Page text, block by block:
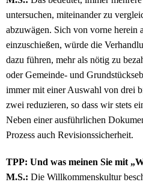
untersuchen, miteinander zu
abzuwägen. Sich von vorne herein
einzuschießen, würde die
dazu führen, mehr als nötig zu
oder Gemeinde- und
immer mit einer Auswahl von drei
zwei reduzieren, so dass wir stets
Neben einer ausführlichen
Prozess auch Revisionssicherheit.
TPP: Und was meinen Sie mit
M.S.: Die Willkommenskultur